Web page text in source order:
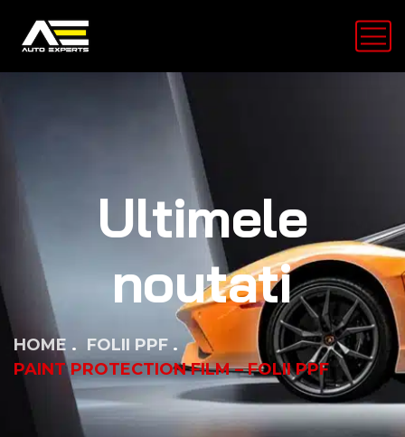
Ultimele
noutati
HOME
FOLII PPF
PAINT PROTECTION FILM – FOLII PPF